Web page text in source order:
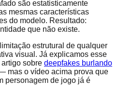
são estatisticamente
mesmas características
do modelo. Resultado:
que não existe.
estrutural de qualquer
visual. Já explicamos esse
sobre deepfakes burlando
mas o vídeo acima prova que
personagem de jogo já é